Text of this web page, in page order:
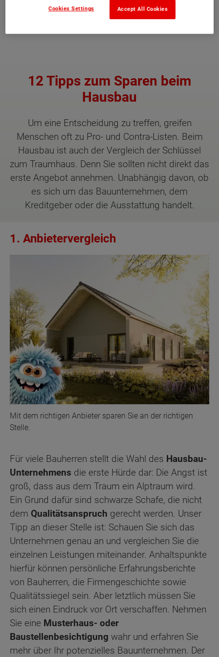
GRATIS HAUSBAU-INFOS
12 Tipps zum Sparen beim
Hausbau
Um eine Entscheidung zu treffen, greifen
Menschen oft zu Pro- und Contra-Listen. Beim
Hausbau ist auch der Vergleich der Schlüssel
zum Traumhaus. Denn Sie sollten nicht direkt das
erste Angebot annehmen. Unabhängig davon, ob
es sich um das Bauunternehmen, dem
Kreditgeber oder die Ausstattung handelt.
1. Anbietervergleich
Mit dem richtigen Anbieter sparen Sie an der richtigen
Stelle.
Für viele Bauherren stellt die Wahl des Hausbau-
Unternehmens die erste Hürde dar: Die Angst ist
groß, dass aus dem Traum ein Alptraum wird.
Ein Grund dafür sind schwarze Schafe, die nicht
dem Qualitätsanspruch gerecht werden. Unser
Tipp an dieser Stelle ist: Schauen Sie sich das
Unternehmen genau an und vergleichen Sie die
einzelnen Leistungen miteinander. Anhaltspunkte
hierfür können persönliche Erfahrungsberichte
von Bauherren, die Firmengeschichte sowie
Qualitätssiegel sein. Aber letztlich müssen Sie
sich einen Eindruck vor Ort verschaffen. Nehmen
Sie eine Musterhaus- oder
Baustellenbesichtigung wahr und erfahren Sie
mehr über Ihr potenzielles Bauunternehmen. Der
Accept All Cookies
Cookies Settings